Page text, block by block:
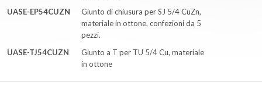
UASE-EP54CUZN
Giunto di chiusura per SJ 5/4 CuZn,
materiale in ottone, confezioni da 5
pezzi.
UASE-TJ54CUZN
Giunto a T per TU 5/4 Cu, materiale
in ottone